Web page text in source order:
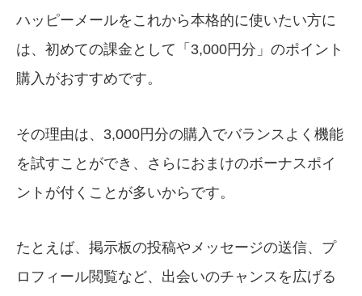
ハッピーメールをこれから本格的に使いたい方に
は、初めての課金として「3,000円分」のポイント
購入がおすすめです。
その理由は、3,000円分の購入でバランスよく機能
を試すことができ、さらにおまけのボーナスポイ
ントが付くことが多いからです。
たとえば、掲示板の投稿やメッセージの送信、プ
ロフィール閲覧など、出会いのチャンスを広げる